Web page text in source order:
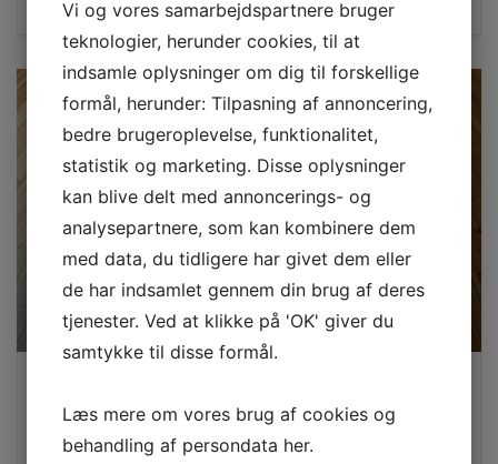
inkl. moms
Afslibning af 40 m2
Behandling med 3x natur mat lak
Vi og vores samarbejdspartnere bruger
teknologier, herunder cookies, til at
indsamle oplysninger om dig til forskellige
formål, herunder: Tilpasning af annoncering,
bedre brugeroplevelse, funktionalitet,
statistik og marketing. Disse oplysninger
kan blive delt med annoncerings- og
analysepartnere, som kan kombinere dem
med data, du tidligere har givet dem eller
de har indsamlet gennem din brug af deres
tjenester. Ved at klikke på 'OK' giver du
samtykke til disse formål.
Læs mere om vores brug af cookies og
behandling af persondata her.